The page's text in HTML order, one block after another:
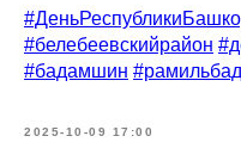
#белебеевскийрайон
#бадамшин
2025-10-09 17:00